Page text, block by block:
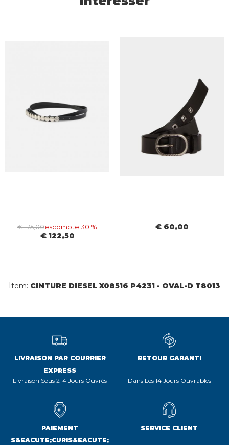
€ 175,00escompte 30 %
€ 122,50
€ 60,00
Item: CINTURE DIESEL X08516 P4231 - OVAL-D T8013
LIVRAISON PAR COURRIER
EXPRESS
Livraison Sous 2-4 Jours Ouvrés
RETOUR GARANTI
Dans Les 14 Jours Ouvrables
PAIEMENT
S&EACUTE;CURIS&EACUTE;
SERVICE CLIENT